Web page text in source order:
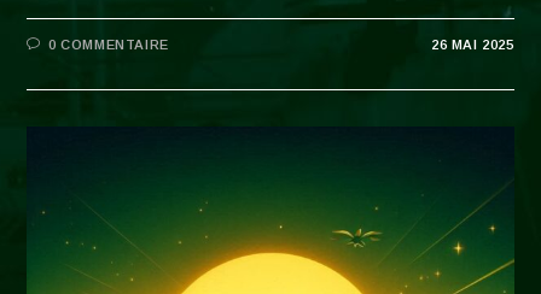
0 COMMENTAIRE 26 MAI 2025